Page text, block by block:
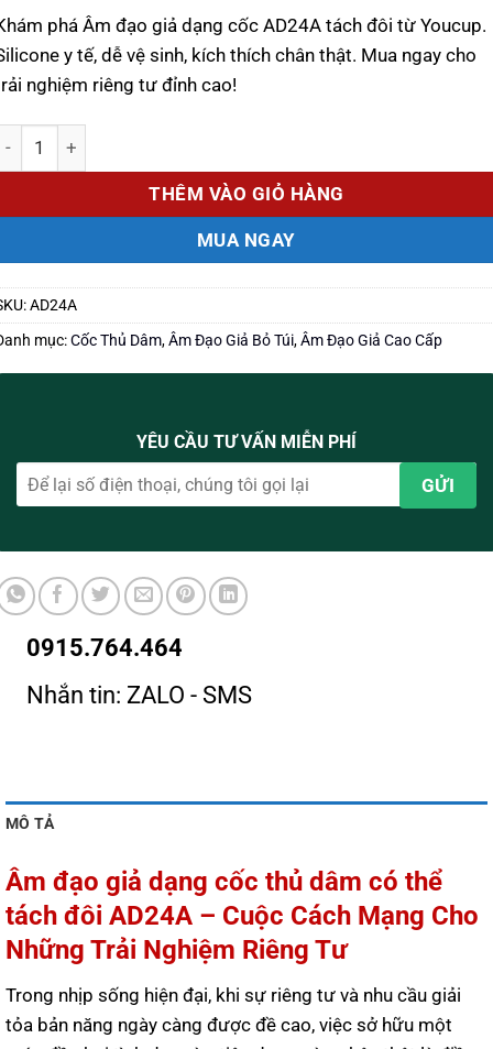
là:
1.650.000 ₫.là:
1.310.000 ₫.
phá Âm đạo giả dạng cốc AD24A tách đôi từ Youcup.
y tế, dễ vệ sinh, kích thích chân thật. Mua ngay cho
nghiệm riêng tư đỉnh cao!
lượng
THÊM VÀO GIỎ HÀNG
MUA NGAY
AD24A
mục:Cốc Thủ Dâm,Âm Đạo Giả Bỏ Túi,Âm Đạo Giả Cao Cấp
YÊU CẦU TƯ VẤN MIỄN PHÍ
0915.764.464
Nhắn tin: ZALO - SMS
MÔ TẢ
Âm đạo giả dạng cốc thủ dâm có thể
tách đôi AD24A – Cuộc Cách Mạng Cho
Những Trải Nghiệm Riêng Tư
Trong nhịp sống hiện đại, khi sự riêng tư và nhu cầu giải
tỏa bản năng ngày càng được đề cao, việc sở hữu một